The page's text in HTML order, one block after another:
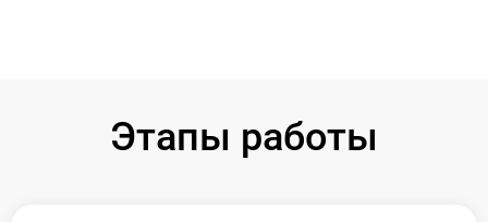
Этапы работы